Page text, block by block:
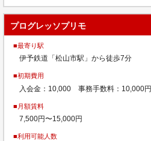
プログレッソプリモ
■最寄り駅
伊予鉄道「松山市駅」から徒歩7分
■初期費用
入会金：10,000 事務手数料：10,000円
■月額賃料
7,500円〜15,000円
■利用可能人数